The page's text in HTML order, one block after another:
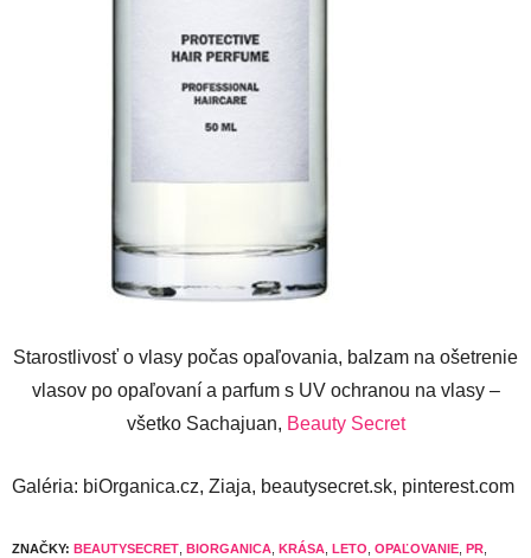
Starostlivosť o vlasy počas opaľovania, balzam na ošetrenie
vlasov po opaľovaní a parfum s UV ochranou na vlasy –
všetko Sachajuan, Beauty Secret
Galéria: biOrganica.cz, Ziaja, beautysecret.sk, pinterest.com
ZNAČKY: BEAUTYSECRET BIORGANICA KRÁSA LETO OPAĽOVANIE PR